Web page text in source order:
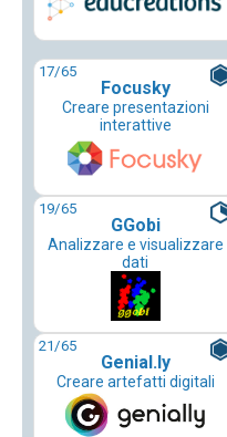
17/65
Focusky
Creare presentazioni
interattive
19/65
GGobi
Analizzare e visualizzare
dati
21/65
Genial.ly
Creare artefatti digitali